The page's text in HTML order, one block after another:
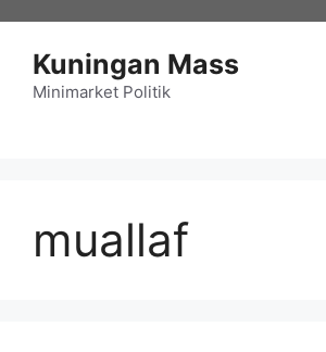
Kuningan Mass
Minimarket Politik
muallaf